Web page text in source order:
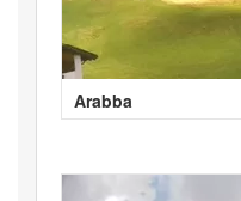
Arabba